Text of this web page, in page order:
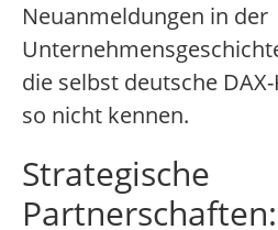
Neuanmeldungen in der
die selbst deutsche
so nicht kennen.
Strategische